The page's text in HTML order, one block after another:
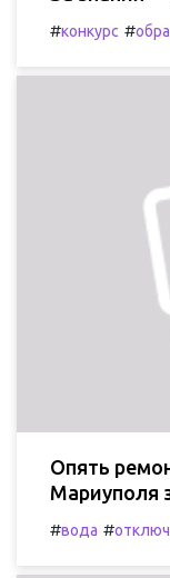
#конкурс #
Опять
Мариуполя
#вода #